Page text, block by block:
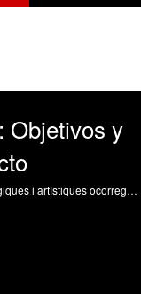
Objetivos y
Divulgació de les activitats científiques, tecnològiques i artístiques ocorregudes en els tres campus de la UPV